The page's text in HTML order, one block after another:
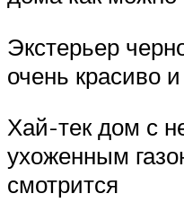
Экстерьер
очень красиво
Хай-тек дом с
ухоженным
смотрится